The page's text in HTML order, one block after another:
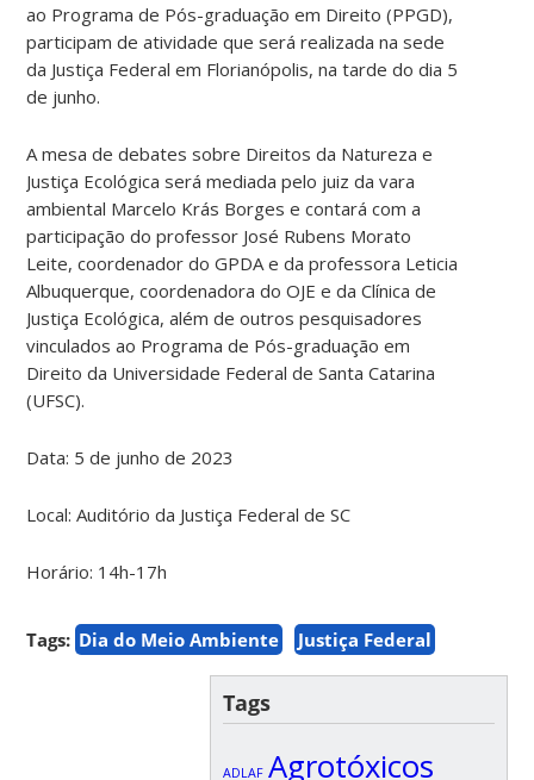
ao Programa de Pós-graduação em Direito (PPGD),
participam de atividade que será realizada na sede
da Justiça Federal em Florianópolis, na tarde do dia 5
de junho.
A mesa de debates sobre Direitos da Natureza e
Justiça Ecológica será mediada pelo juiz da vara
ambiental Marcelo Krás Borges e contará com a
participação do professor José Rubens Morato
Leite, coordenador do GPDA e da professora Leticia
Albuquerque, coordenadora do OJE e da Clínica de
Justiça Ecológica, além de outros pesquisadores
vinculados ao Programa de Pós-graduação em
Direito da Universidade Federal de Santa Catarina
(UFSC).
Data: 5 de junho de 2023
Local: Auditório da Justiça Federal de SC
Horário: 14h-17h
Tags: Dia do Meio Ambiente Justiça Federal
Tags
ADLAF Agrotóxicos